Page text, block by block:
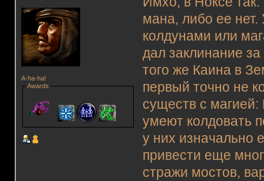
A-ha-ha!
Awards
мана, либо ее нет.
колдунами или
дал заклинание
того же Каина в
первый точно не
существ с
умеют колдовать
у них изначально
привести еще
стражи мостов,